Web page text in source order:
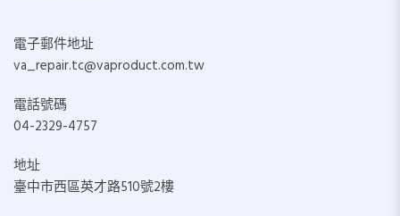
電子郵件地址
va_repair.tc@vaproduct.com.tw
電話號碼
04-2329-4757
地址
臺中市西區英才路510號2樓